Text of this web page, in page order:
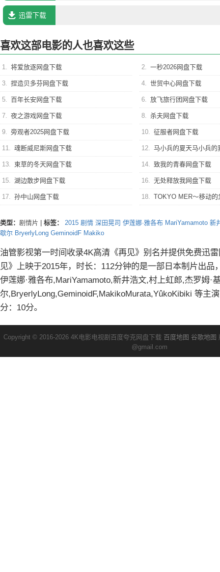
迅雷下载
喜欢这部电影的人也喜欢这些
1. 将爱放逐网盘下载 2. 一秒2026网盘下载
3. 捏造贝多芬网盘下载 4. 世贸中心网盘下载
5. 百年长安网盘下载 6. 放飞旅行团网盘下载
7. 夜之游戏网盘下载 8. 杀夫网盘下载
9. 旁观者2025网盘下载 10. 征服者网盘下载
11. 魂断威尼斯网盘下载 12. 马小兵的夏天马小兵的
13. 束草的冬天网盘下载 14. 致我的青春网盘下载
15. 湖边散步网盘下载 16. 无处释放我网盘下载
17. 孙中山网盘下载 18. TOKYO MER～移动的急救室～
类型： 剧情片 标签： 2015 剧情 深田晃司 伊莲娜·雅各布 MariYamamoto 新
歇尔 BryerlyLong GeminoidF Makiko
油管影视第一时间收录4K高清《再见》别名并提供免费迅
见》上映于2015年，时长：112分钟的是一部日本制片出品
伊莲娜·雅各布,MariYamamoto,新井浩文,村上虹郎,杰罗姆·
尔,BryerlyLong,GeminoidF,MakikoMurata,YûkoKibiki 等主
分：10分。
Copyright © 2016-2026 4K电影电视剧百度夸克网盘下载 百度地图 谷歌地图
@gmail.com